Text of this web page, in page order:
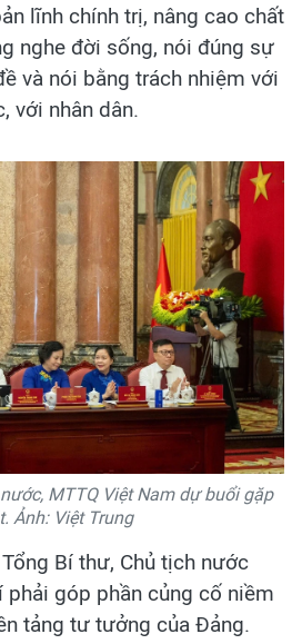
lĩnh chính trị, nâng cao chất
nghe đời sống, nói đúng sự
và nói bằng trách nhiệm với
với nhân dân.
MTTQ Việt Nam dự buổi gặp
Ảnh: Việt Trung
Bí thư, Chủ tịch nước
phải góp phần củng cố niềm
tảng tư tưởng của Đảng.